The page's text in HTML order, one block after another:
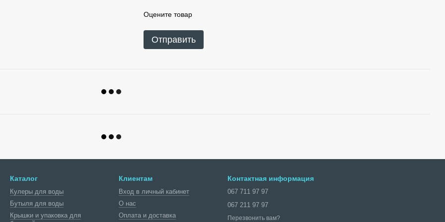
Оцените товар
Отправить
Каталог
Кулеры для воды
Бутыля для воды
Крышки и упаковка для
Клиентам
Вход в личный кабинет
О нас
Оплата и доставка
Контактная информация
067 711 97 97
067 211 97 97
Перезвонить вам?